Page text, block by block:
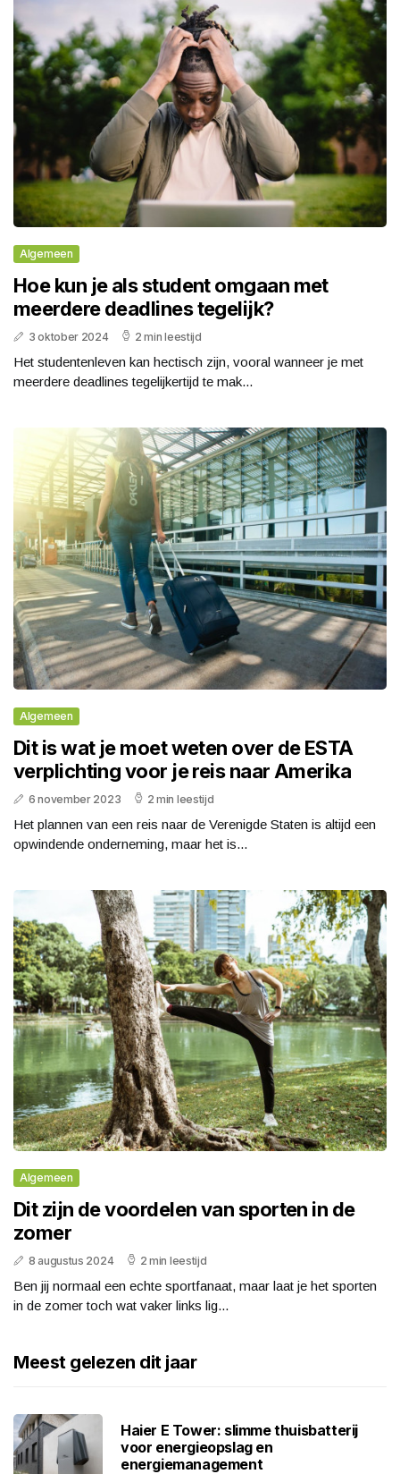
Algemeen
Hoe kun je als student omgaan met
meerdere deadlines tegelijk?
3 oktober 2024 2 min leestijd
Het studentenleven kan hectisch zijn, vooral wanneer je met
meerdere deadlines tegelijkertijd te mak...
Algemeen
Dit is wat je moet weten over de ESTA
verplichting voor je reis naar Amerika
6 november 2023 2 min leestijd
Het plannen van een reis naar de Verenigde Staten is altijd een
opwindende onderneming, maar het is...
Algemeen
Dit zijn de voordelen van sporten in de
zomer
8 augustus 2024 2 min leestijd
Ben jij normaal een echte sportfanaat, maar laat je het sporten
in de zomer toch wat vaker links lig...
Meest gelezen dit jaar
Haier E Tower: slimme thuisbatterij
voor energieopslag en
energiemanagement